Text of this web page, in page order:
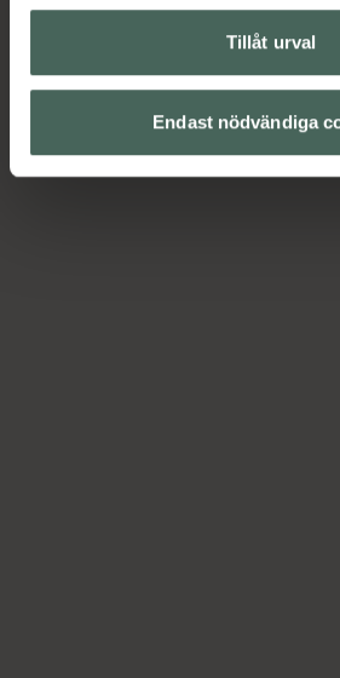
Tillåt urval
Endast nödvändiga